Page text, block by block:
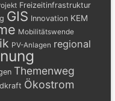
Freizeitinfrastruktur
GIS Innovation KEM
Mobilitätswende
PV-Anlagen regional
Themenweg
Ökostrom